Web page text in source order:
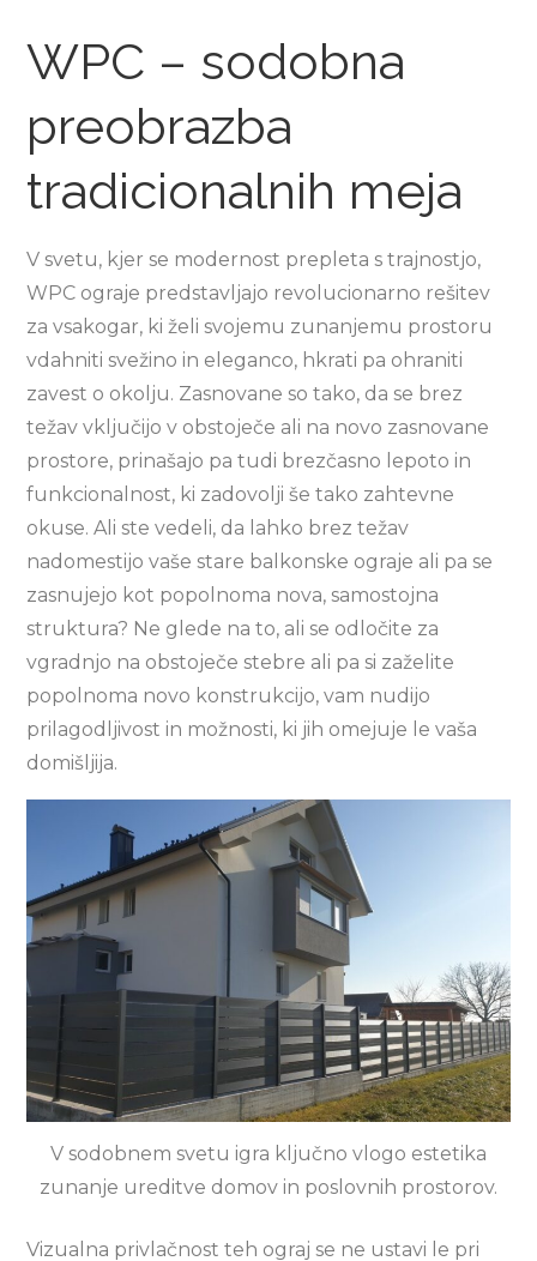
WPC – sodobna
preobrazba
tradicionalnih meja
V svetu, kjer se modernost prepleta s trajnostjo,
WPC ograje predstavljajo revolucionarno rešitev
za vsakogar, ki želi svojemu zunanjemu prostoru
vdahniti svežino in eleganco, hkrati pa ohraniti
zavest o okolju. Zasnovane so tako, da se brez
težav vključijo v obstoječe ali na novo zasnovane
prostore, prinašajo pa tudi brezčasno lepoto in
funkcionalnost, ki zadovolji še tako zahtevne
okuse. Ali ste vedeli, da lahko brez težav
nadomestijo vaše stare balkonske ograje ali pa se
zasnujejo kot popolnoma nova, samostojna
struktura? Ne glede na to, ali se odločite za
vgradnjo na obstoječe stebre ali pa si zaželite
popolnoma novo konstrukcijo, vam nudijo
prilagodljivost in možnosti, ki jih omejuje le vaša
domišljija.
V sodobnem svetu igra ključno vlogo estetika
zunanje ureditve domov in poslovnih prostorov.
Vizualna privlačnost teh ograj se ne ustavi le pri